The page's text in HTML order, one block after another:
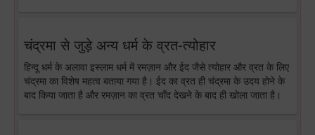
चंद्रमा से जुड़े अन्य धर्म के व्रत-त्योहार
हिन्दू धर्म के अलावा इस्लाम धर्म में रमज़ान और ईद जैसे त्योहार और व्रत के लिए
चंद्रमा का विशेष महत्व बताया गया है। ईद का व्रत ही चंद्रमा के उदय होने के
बाद किया जाता है और रमज़ान का व्रत चाँद देखने के बाद ही खोला जाता है।